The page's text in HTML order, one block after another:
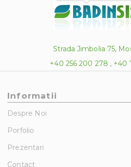
Strada Jimbolia 75,
+40 256 200 278 , +40
Informatii
Despre Noi
Porfolio
Prezentari
Contact